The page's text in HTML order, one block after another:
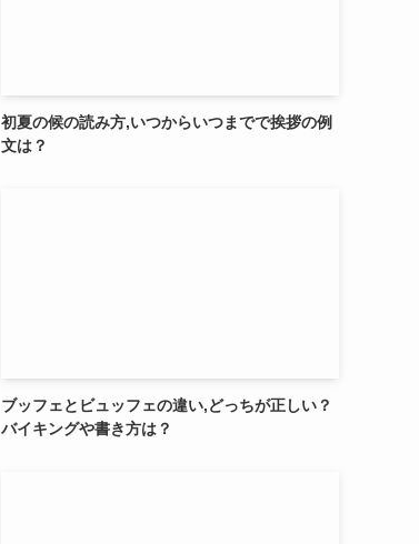
初夏の候の読み方,いつからいつまでで挨拶の例
文は？
ブッフェとビュッフェの違い,どっちが正しい？
バイキングや書き方は？